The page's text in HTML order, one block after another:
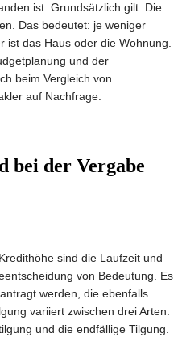
ist. Grundsätzlich gilt: Die
Das bedeutet: je weniger
ist das Haus oder die Wohnung.
und der
beim Vergleich von
auf Nachfrage.
bei der Vergabe
sind die Laufzeit und
von Bedeutung. Es
werden, die ebenfalls
variiert zwischen drei Arten.
und die endfällige Tilgung.